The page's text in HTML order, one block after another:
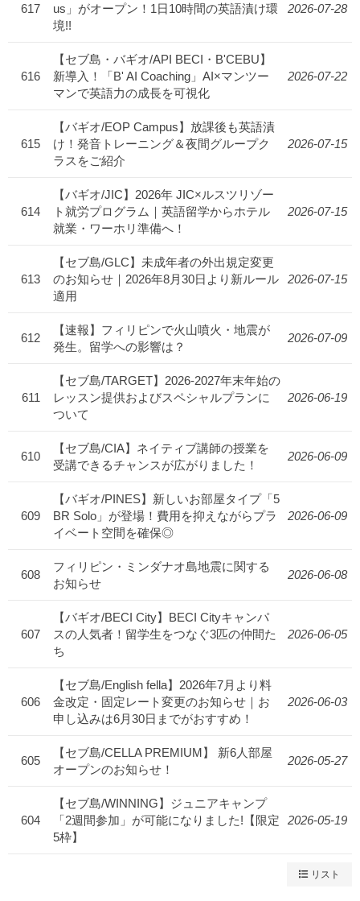
617
us」がオープン！1日10時間の英語漬け環
境!!
2026-07-28
616
【セブ島・バギオ/API BECI・B'CEBU】
新導入！「B' AI Coaching」AI×マンツー
マンで英語力の成長を可視化
2026-07-22
615
【バギオ/EOP Campus】放課後も英語漬
け！発音トレーニング＆夜間グループク
ラスをご紹介
2026-07-15
614
【バギオ/JIC】2026年 JIC×ルスツリゾー
ト就労プログラム｜英語留学からホテル
就業・ワーホリ準備へ！
2026-07-15
613
【セブ島/GLC】未成年者の外出規定変更
のお知らせ｜2026年8月30日より新ルール
適用
2026-07-15
612
【速報】フィリピンで火山噴火・地震が
発生。留学への影響は？
2026-07-09
611
【セブ島/TARGET】2026-2027年末年始の
レッスン提供およびスペシャルプランに
ついて
2026-06-19
610
【セブ島/CIA】ネイティブ講師の授業を
受講できるチャンスが広がりました！
2026-06-09
609
【バギオ/PINES】新しいお部屋タイプ「5
BR Solo」が登場！費用を抑えながらプラ
イベート空間を確保◎
2026-06-09
608
フィリピン・ミンダナオ島地震に関する
お知らせ
2026-06-08
607
【バギオ/BECI City】BECI Cityキャンパ
スの人気者！留学生をつなぐ3匹の仲間た
ち
2026-06-05
606
【セブ島/English fella】2026年7月より料
金改定・固定レート変更のお知らせ｜お
申し込みは6月30日までがおすすめ！
2026-06-03
605
【セブ島/CELLA PREMIUM】 新6人部屋
オープンのお知らせ！
2026-05-27
604
【セブ島/WINNING】ジュニアキャンプ
「2週間参加」が可能になりました!【限定
5枠】
2026-05-19
リスト